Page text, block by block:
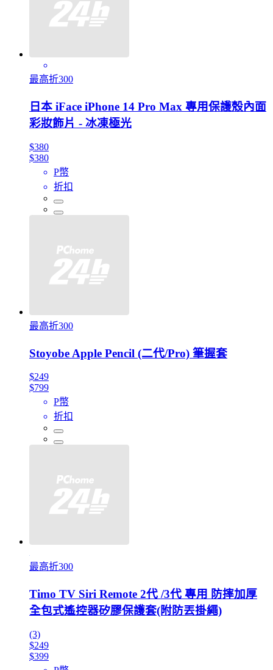
最高折300
日本 iFace iPhone 14 Pro Max 專用保護殼內面
彩妝飾片 - 冰凍極光
$380
$380
P幣
折扣
最高折300
Stoyobe Apple Pencil (二代/Pro) 筆握套
$249
$799
P幣
折扣
最高折300
Timo TV Siri Remote 2代 /3代 專用 防摔加厚
全包式遙控器矽膠保護套(附防丟掛繩)
(3)
$249
$399